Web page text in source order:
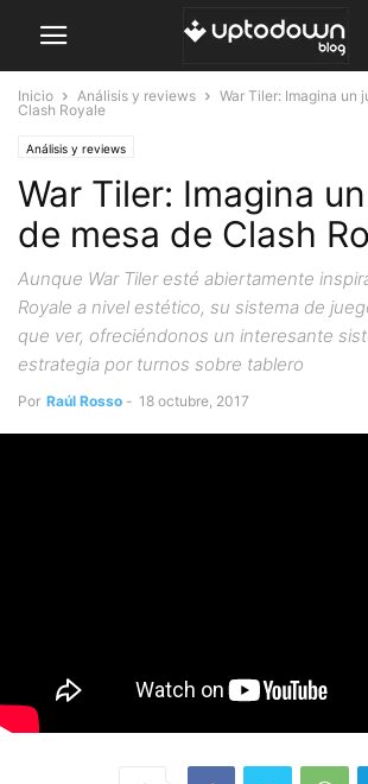
Inicio Análisis y reviews
War Tiler: Imagina un
Clash Royale
Análisis y reviews
War Tiler: Imagina
de mesa de Clash
Aunque War Tiler esté abiertamente
Royale a nivel estético, su sistema de
que ver, ofreciéndonos un interesante
estrategia por turnos sobre tablero
Por Raúl Rosso - 18 octubre, 2017